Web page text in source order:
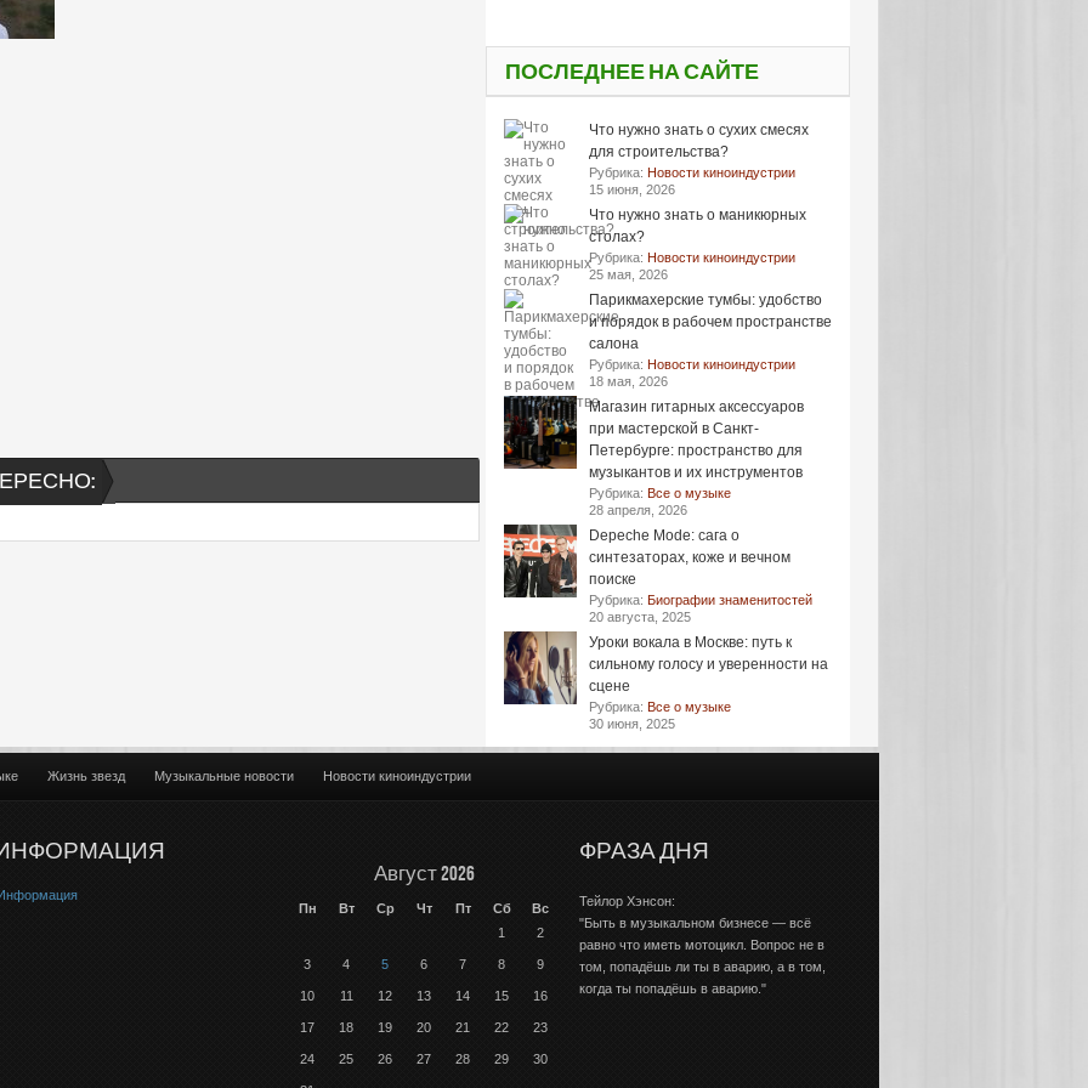
ПОСЛЕДНЕЕ НА САЙТЕ
Что нужно знать о сухих смесях
для строительства?
Рубрика: Новости киноиндустрии
15 июня, 2026
Что нужно знать о маникюрных
столах?
Рубрика: Новости киноиндустрии
25 мая, 2026
Парикмахерские тумбы: удобство
и порядок в рабочем пространстве
салона
Рубрика: Новости киноиндустрии
18 мая, 2026
Магазин гитарных аксессуаров
при мастерской в Санкт-
Петербурге: пространство для
музыкантов и их инструментов
Рубрика: Все о музыке
28 апреля, 2026
Depeche Mode: сага о
синтезаторах, коже и вечном
поиске
Рубрика: Биографии знаменитостей
20 августа, 2025
Уроки вокала в Москве: путь к
сильному голосу и уверенности на
сцене
Рубрика: Все о музыке
30 июня, 2025
Жизнь звезд Музыкальные новости Новости киноиндустрии
Август 2026
Пн Вт Ср Чт Пт Сб
Вс
1
2
3 4 5 6 7 8 9
10 11 12 13 14 15 16
17 18 19 20 21 22 23
24 25 26 27 28 29 30
ФРАЗА ДНЯ
Тейлор Хэнсон:
"Быть в музыкальном бизнесе — всё
равно что иметь мотоцикл. Вопрос не в
том, попадёшь ли ты в аварию, а в том,
когда ты попадёшь в аварию."